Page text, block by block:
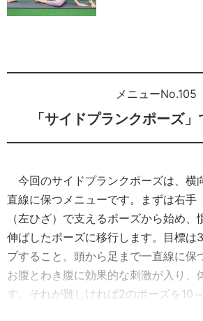
メニューNo.105
「サイドプランクポーズ
今回のサイドプランクポーズは、横
直線に保つメニューです。まずは右手
（左ひざ）で支えるポーズから始め
伸ばしたポーズに移行します。目標は
プすること。頭から足まで一直線に保
お腹とわき腹に効果的な刺激が入り、
す。それが難しければ2のポーズを10